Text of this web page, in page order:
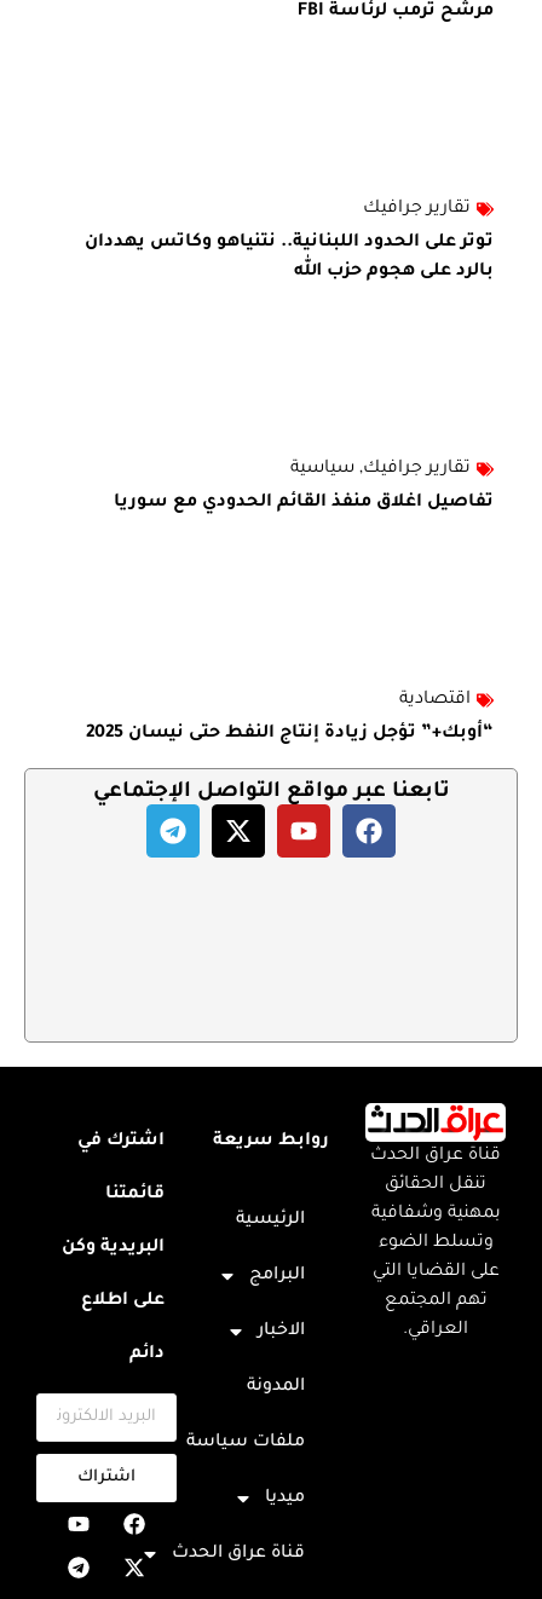
مرشح ترمب لرئاسة FBI
تقارير جرافيك
توتر على الحدود اللبنانية.. نتنياهو وكاتس يهددان
بالرد على هجوم حزب الله
تقارير جرافيك, سياسية
تفاصيل اغلاق منفذ القائم الحدودي مع سوريا
اقتصادية
“أوبك+” تؤجل زيادة إنتاج النفط حتى نيسان 2025
تابعنا عبر مواقع التواصل الإجتماعي
قناة عراق الحدث
تنقل الحقائق
بمهنية وشفافية
وتسلط الضوء
على القضايا التي
تهم المجتمع
العراقي.
روابط سريعة
الرئيسية
البرامج
الاخبار
المدونة
ملفات سياسة
ميديا
قناة عراق الحدث
اشترك في
قائمتنا
البريدية وكن
على اطلاع
دائم
اشتراك